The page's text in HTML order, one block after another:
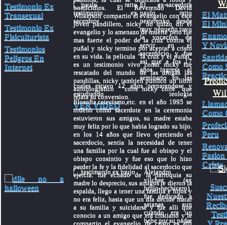
Testimonio Ex
Transexual
Testimonio Ex
Fisiculturista
Testimonios
Peligros En
Internet
homicidios. El Reverendo David
Wilkerson compartio el evangelio con este
joven pandillero, nicky no quizo oir el
evangelio y lo amenazo de muerte pero fue
mas fuerte el poder de la cruz contra el
puñal y nicky termino por aceptar a cristo
en su vida. la pelicula "la cruz y el puñal"
es un testimonio vivo como nicky fue
rescatado del mundo de las drogas las
pandillas, nicky tambien publico un libro
autobiografico " corre nicky corre" que
relata su conversion.
VER VIDEO
El ex-sacerdote
paulo ratto
nesterenko desde
muy pequeño tuvo
la vocacion de
servir en el
sacerdocio y fue
asi que a los 17
años ingresa al
seminario en las
cuales estuvo 12 años preparandose y
estudiando teologia
filosofia,catecismo,etc. en el año 1995 se
ordeno como sacerdote en la ceremonia
estuvieron sus amigos, su madre estaba
muy feliz por lo que habia logrado su hijo.
en los 14 años que llevo ejerciendo el
sacerdocio, sentia la necesidad de tener
una familia por la cual fue al obispo y el
obispo consintio y fue eso que lo hizo
perder la fe y la fidelidad al sacerdocio que
ejercia. fue echado de la parroquia su
madre lo desprecio, sus amigos le dieron la
espalda, llego a tener una familia e hijos y
no era feliz, hasta que un dia decide matar
a su familia y suicidarse y fue alli que
conocio a un amigo que era cristiano y le
compartio el evangelio de cristo es alli
Alejandro
vilchez (ex
brujo-hechicero)
fue dedicado a
satanas aun
cuando era un
bebe por su padre
El
El
Y
Como
Como
Peru
Cristo
Y